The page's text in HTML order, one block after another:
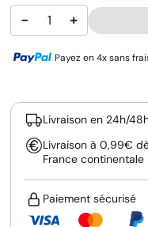
− +
Payez en 4x sans
Livraison en 24h/
Livraison à 0,99€
France continentale
Paiement sécurisé